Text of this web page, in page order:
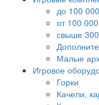
до 100
от 100
свыше
Малые
Игровое
Горки
Качели,